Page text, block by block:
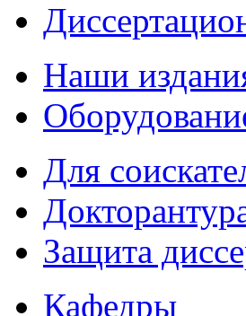
Наши
Для
Защита
Кафедры